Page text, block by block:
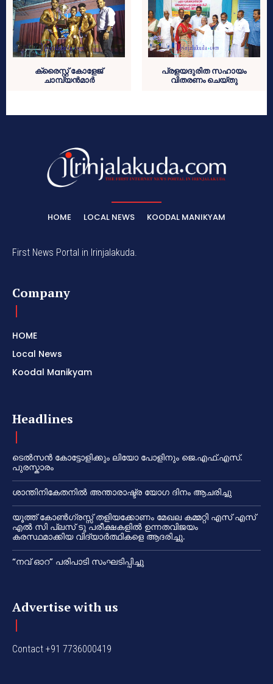
ക്രൈസ്റ്റ് കോളേജ്
ചാമ്പ്യന്‍മാര്‍
പ്രളയദുരിത സഹായം
വിതരണം ചെയ്തു
HOME LOCAL NEWS KOODAL MANIKYAM
First News Portal in Irinjalakuda.
Company
HOME
Local News
Koodal Manikyam
Headlines
ടെൽസൻ കോട്ടോളിക്കും ലിയോ പോളിനും ജെ.എഫ്.എസ്.
പുരസ്കാരം
ശാന്തിനികേതനിൽ അന്താരാഷ്ട്ര യോഗ ദിനം ആചരിച്ചു
യൂത്ത് കോൺഗ്രസ്സ് തളിയക്കോണം മേഖല കമ്മറ്റി എസ് എസ്
എൽ സി പ്ലസ് ടു പരീക്ഷകളിൽ ഉന്നതവിജയം
കരസ്ഥമാക്കിയ വിദ്യാർത്ഥികളെ ആദരിച്ചു.
“നവ് ഓറ” പരിപാടി സംഘടിപ്പിച്ചു
Advertise with us
Contact +91 7736000419